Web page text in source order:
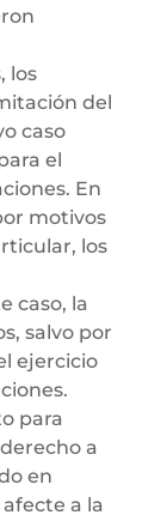
los
del
caso
el
En
motivos
los
caso, la
salvo por
ejercicio
para
a
en
a la